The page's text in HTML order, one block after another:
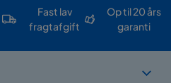
Fast lav
fragtafgift
Op til 20 års
garanti